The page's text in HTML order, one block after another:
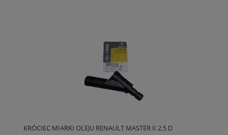
KRÓCIEC MIARKI OLEJU RENAULT MASTER II 2.5 D